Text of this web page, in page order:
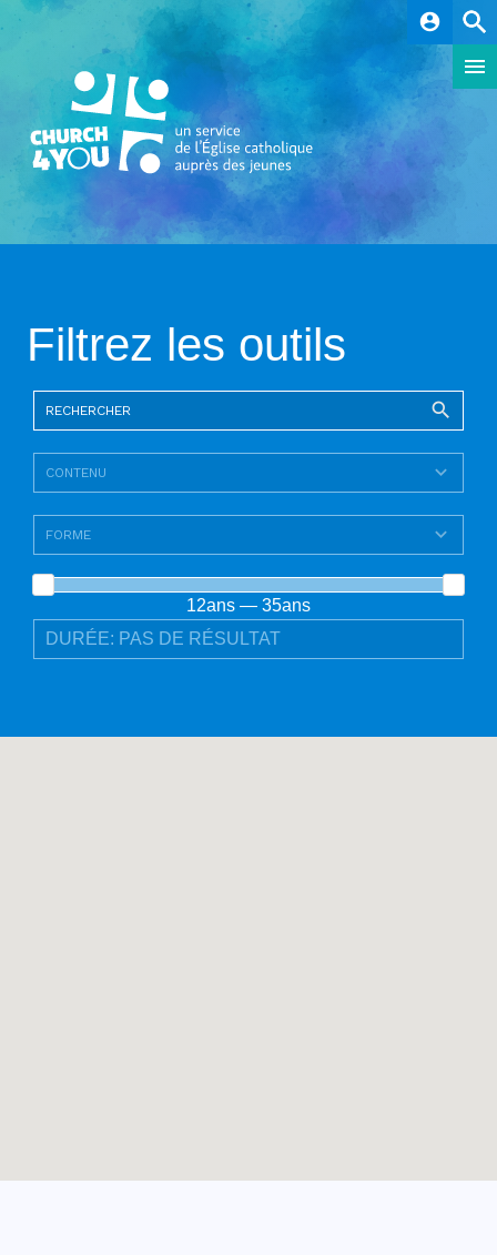
account_circle
Filtrez les outils
12ans — 35ans